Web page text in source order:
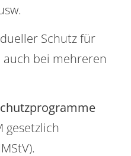
Schutz für
auch bei mehreren
gesetzlich